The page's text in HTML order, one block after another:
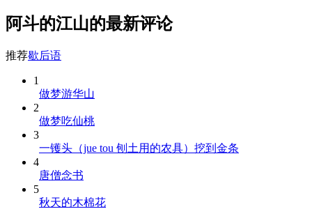
阿斗的江山的最新评论
推荐歇后语
1
做梦游华山
2
做梦吃仙桃
3
一镬头（jue tou 刨土用的农具）挖到金条
4
唐僧念书
5
秋天的木棉花